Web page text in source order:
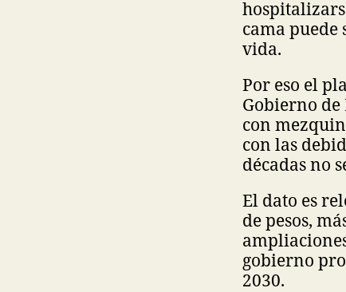
cama
vida.
Por eso el
Gobierno
con
con las
décadas no
El dato es
de pesos,
gobierno
2030.